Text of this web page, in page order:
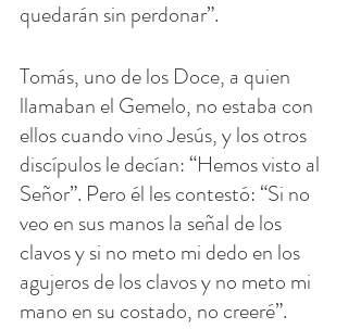
quedarán sin perdonar”.
Tomás, uno de los Doce, a quien
llamaban el Gemelo, no estaba con
ellos cuando vino Jesús, y los otros
discípulos le decían: “Hemos visto al
Señor”. Pero él les contestó: “Si no
veo en sus manos la señal de los
clavos y si no meto mi dedo en los
agujeros de los clavos y no meto mi
mano en su costado, no creeré”.